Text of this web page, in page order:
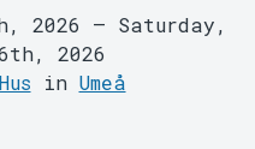
2026 – Saturday,
2026
in Umeå